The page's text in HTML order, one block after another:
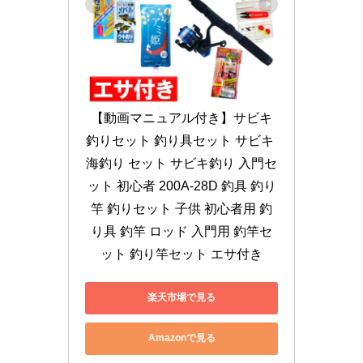
【動画マニュアル付き】サビキ
釣りセット 釣り具セット サビキ
海釣り セット サビキ釣り 入門セ
ット 初心者 200A-28D 釣具 釣り
竿 釣りセット 子供 初心者用 釣
り具 釣竿 ロッド 入門用 釣竿セ
ット 釣り竿セット エサ付き
楽天市場で見る
Amazonで見る